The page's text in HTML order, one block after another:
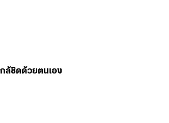
ล้ชิดด้วยตนเอง